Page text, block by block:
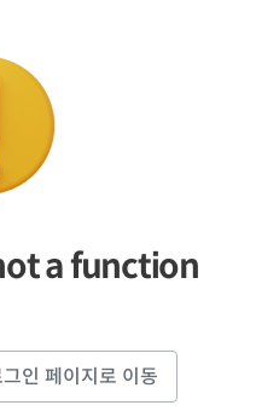
a function
그인 페이지로 이동